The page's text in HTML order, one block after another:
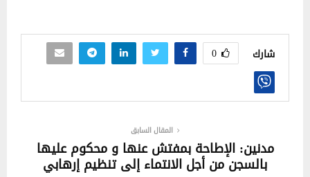
شارك 0
المقال السابق
مدنين: الإطاحة بمفتش عنها و محكوم عليها
بالسجن من أجل الانتماء إلى تنظيم إرهابي